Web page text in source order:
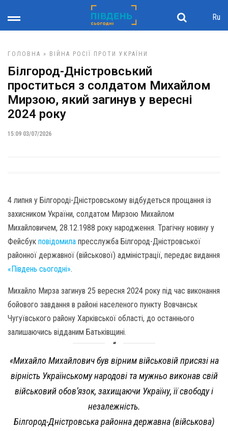
Ru
ГОЛОВНА » ВІЙНА РОСІЇ ПРОТИ УКРАЇНИ
Білгород-Дністровський
проститься з солдатом Михайлом
Мирзою, який загинув у вересні
2024 року
15:09 03/07/2026
4 липня у Білгороді-Дністровському відбудеться прощання із
захисником України, солдатом Мирзою Михайлом
Михайловичем, 28.12.1988 року народження. Трагічну новину у
Фейсбук повідомила пресслужба Білгород-Дністровської
районної державної (військової) адміністрації, передає видання
«Південь сьогодні».
Михайло Мирза загинув 25 вересня 2024 року під час виконання
бойового завдання в районі населеного пункту Вовчанськ
Чугуївського району Харківської області, до останнього
залишаючись відданим Батьківщині.
«Михайло Михайлович був вірним військовій присязі на
вірність Українському народові та мужньо виконав свій
військовий обов’язок, захищаючи Україну, її свободу і
незалежність.
Білгород-Дністровська районна державна (військова)